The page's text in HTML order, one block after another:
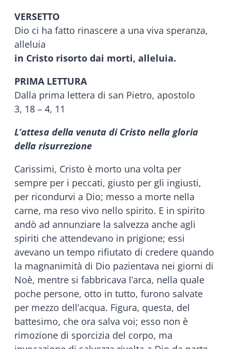
VERSETTO
Dio ci ha fatto rinascere a una viva speranza,
alleluia
in Cristo risorto dai morti, alleluia.
PRIMA LETTURA
Dalla prima lettera di san Pietro, apostolo
3, 18 – 4, 11
L’attesa della venuta di Cristo nella gloria
della risurrezione
Carissimi, Cristo è morto una volta per
sempre per i peccati, giusto per gli ingiusti,
per ricondurvi a Dio; messo a morte nella
carne, ma reso vivo nello spirito. E in spirito
andò ad annunziare la salvezza anche agli
spiriti che attendevano in prigione; essi
avevano un tempo rifiutato di credere quando
la magnanimità di Dio pazientava nei giorni di
Noè, mentre si fabbricava l’arca, nella quale
poche persone, otto in tutto, furono salvate
per mezzo dell’acqua. Figura, questa, del
battesimo, che ora salva voi; esso non è
rimozione di sporcizia del corpo, ma